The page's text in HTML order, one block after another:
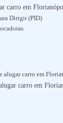
carro em
Dirigir (PID)
alugar carro em
carro em